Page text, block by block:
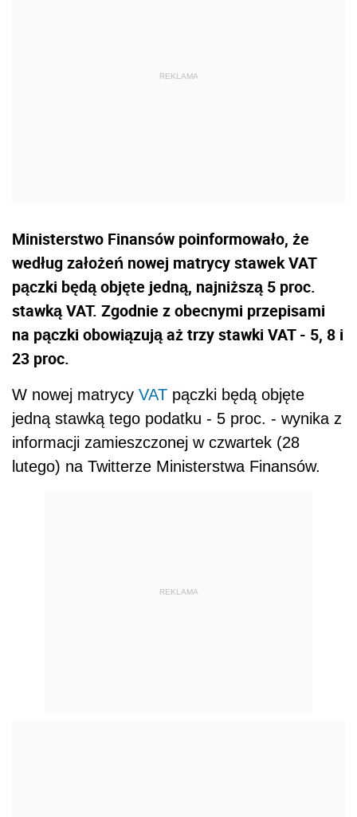
Ministerstwo Finansów poinformowało, że
według założeń nowej matrycy stawek VAT
pączki będą objęte jedną, najniższą 5 proc.
stawką VAT. Zgodnie z obecnymi przepisami
na pączki obowiązują aż trzy stawki VAT - 5, 8 i
23 proc.
W nowej matrycy VAT pączki będą objęte
jedną stawką tego podatku - 5 proc. - wynika z
informacji zamieszczonej w czwartek (28
lutego) na Twitterze Ministerstwa Finansów.
REKLAMA